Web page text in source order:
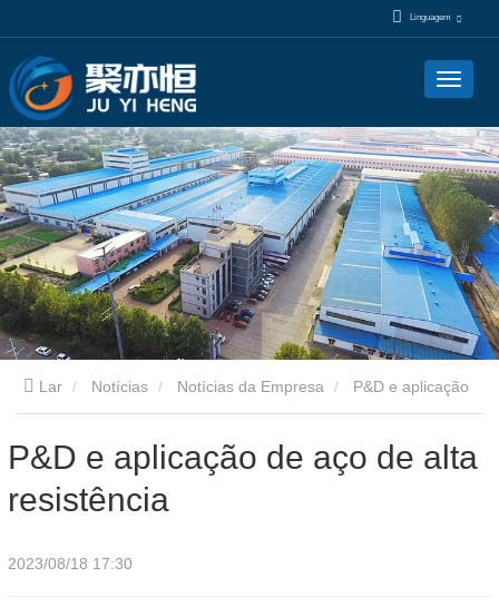
Linguagem
Lar Notícias Notícias da Empresa
P&D e aplicação de aço de alta
resistência
2023/08/18 17:30